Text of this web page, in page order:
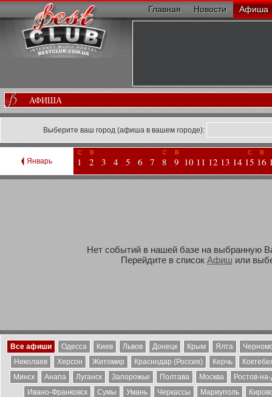
Главная Новости Афиша
АФИША
Выберите ваш город (афиша в вашем городе):
Январь
С
1
В
2 3 4 5 6 7
С
8
В
9 10 11 12 13 14
С
15
В
16
Нет событий в нашей базе на выбранную
Перейдите в список Афиш или
Все афиши Одесса Киев Львов Донецк Крым Ялта
Николаев
Херсон Житомир Краснодар (Россия) Керчь
Минск
Анапа Луганск Запорожье Полтава Москва
Ростов-
Ивано-Франковск
Сумы Умань Черкассы Мариуполь